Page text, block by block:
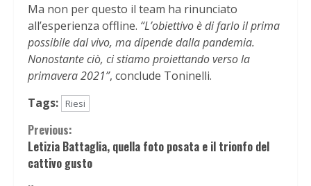
Ma non per questo il team ha rinunciato
all’esperienza offline. “L’obiettivo è di farlo il prima
possibile dal vivo, ma dipende dalla pandemia.
Nonostante ciò, ci stiamo proiettando verso la
primavera 2021”, conclude Toninelli.
Tags:
Riesi
Continue
Reading
Previous:
Letizia Battaglia, quella foto posata e il trionfo del
cattivo gusto